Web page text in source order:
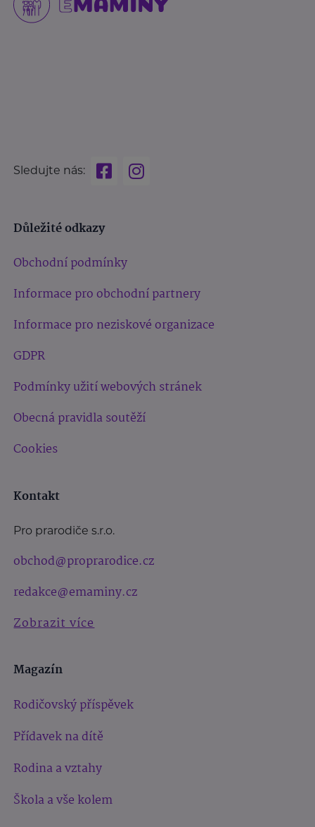
Sledujte nás:
Důležité odkazy
Obchodní podmínky
Informace pro obchodní partnery
Informace pro neziskové organizace
GDPR
Podmínky užití webových stránek
Obecná pravidla soutěží
Cookies
Kontakt
Pro prarodiče s.r.o.
obchod@proprarodice.cz
redakce@emaminy.cz
Zobrazit více
Magazín
Rodičovský příspěvek
Přídavek na dítě
Rodina a vztahy
Škola a vše kolem